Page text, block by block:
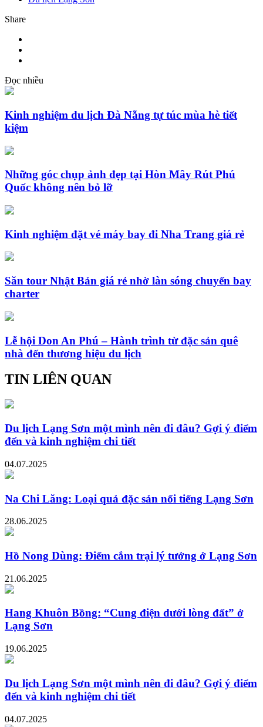
Share
Đọc nhiều
Kinh nghiệm du lịch Đà Nẵng tự túc mùa hè tiết
kiệm
Những góc chụp ảnh đẹp tại Hòn Mây Rút Phú
Quốc không nên bỏ lỡ
Kinh nghiệm đặt vé máy bay đi Nha Trang giá rẻ
Săn tour Nhật Bản giá rẻ nhờ làn sóng chuyến bay
charter
Lễ hội Don An Phú – Hành trình từ đặc sản quê
nhà đến thương hiệu du lịch
TIN LIÊN QUAN
Du lịch Lạng Sơn một mình nên đi đâu? Gợi ý điểm
đến và kinh nghiệm chi tiết
04.07.2025
Na Chi Lăng: Loại quả đặc sản nổi tiếng Lạng Sơn
28.06.2025
Hồ Nong Dùng: Điểm cắm trại lý tưởng ở Lạng Sơn
21.06.2025
Hang Khuôn Bồng: “Cung điện dưới lòng đất” ở
Lạng Sơn
19.06.2025
Du lịch Lạng Sơn một mình nên đi đâu? Gợi ý điểm
đến và kinh nghiệm chi tiết
04.07.2025